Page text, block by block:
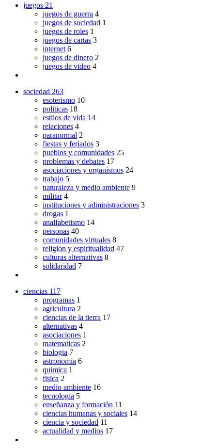
juegos 21
juegos de guerra 4
juegos de sociedad 1
juegos de roles 1
juegos de cartas 3
internet 6
juegos de dinero 2
juegos de video 4
sociedad 263
esoterismo 10
politicas 18
estilos de vida 14
relaciones 4
paranormal 2
fiestas y feriados 3
pueblos y comunidades 25
problemas y debates 17
asociaciones y organismos 24
trabajo 5
naturaleza y medio ambiente 9
militar 4
instituciones y administraciones 3
drogas 1
analfabetismo 14
personas 40
comunidades virtuales 8
religion y espiritualidad 47
culturas alternativas 8
solidaridad 7
ciencias 117
programas 1
agricultura 2
ciencias de la tierra 17
alternativas 4
asociaciones 1
matematicas 2
biologia 7
astronomia 6
quimica 1
fisica 2
medio ambiente 16
tecnologia 5
enseñanza y formación 11
ciencias humanas y sociales 14
ciencia y sociedad 11
actualidad y medios 17